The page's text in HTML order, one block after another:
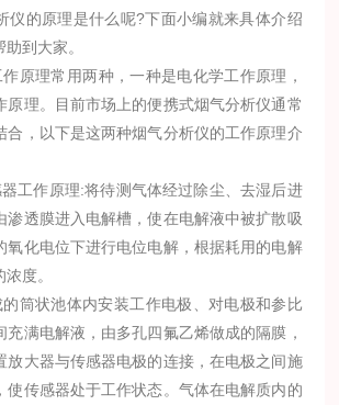
仪的原理是什么呢?下面小编就来具体介绍
到大家。
作原理常用两种，一种是电化学工作原理，
原理。目前市场上的便携式烟气分析仪通常
合，以下是这两种烟气分析仪的工作原理介
工作原理:将待测气体经过除尘、去湿后进
渗透膜进入电解槽，使在电解液中被扩散吸
氧化电位下进行电位电解，根据耗用的电解
度。
筒状池体内安装工作电极、对电极和参比
充满电解液，由多孔四氟乙烯做成的隔膜，
放大器与传感器电极的连接，在电极之间施
使传感器处于工作状态。气体在电解质内的